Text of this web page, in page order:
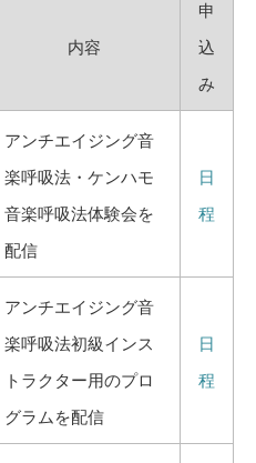
内容
申
込
み
アンチエイジング音
楽呼吸法・ケンハモ
音楽呼吸法体験会を
配信
日
程
アンチエイジング音
楽呼吸法初級インス
トラクター用のプロ
グラムを配信
日
程